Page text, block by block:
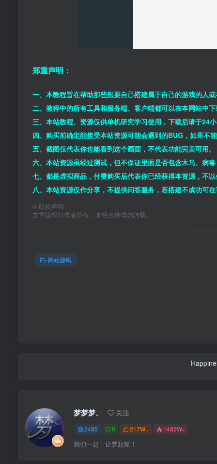
郑重声明：
一、本教程旨在帮助那些想要自己搭建属于自己的游戏的人
二、教程中的所有工具和服务端、客户端都可以在本网站中
三、本站教程、资源仅供单机研究学习使用，下载后请于24
四、购买前确定能接受本站资源可能会遇到的BUG，如果不
五、截图仅代表你也能看到这个画面，不代表功能完美可用。
六、本站资源虽经过测试，但不保证里面是否包含木马、病
七、都是虚拟商品，付费购买后代表你已经获得本资源，不
八、本站资源仅作分享，不提供问答服务，若搭建不成功可
© 版权声明
文章版权归作者所有，未经允许请勿转载。
网站源码
梦梦梦、 关注
2485 0 217W+ 1482W+
我们一起，让梦起航！